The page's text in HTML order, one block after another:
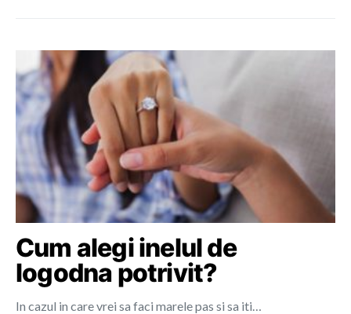
Cum alegi inelul de
logodna potrivit?
In cazul in care vrei sa faci marele pas si sa iti…